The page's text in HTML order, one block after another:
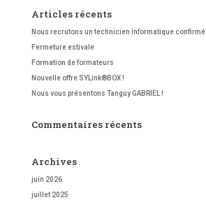
Articles récents
Nous recrutons un technicien informatique confirmé
Fermeture estivale
Formation de formateurs
Nouvelle offre SYLink®BOX !
Nous vous présentons Tanguy GABRIEL !
Commentaires récents
Archives
juin 2026
juillet 2025